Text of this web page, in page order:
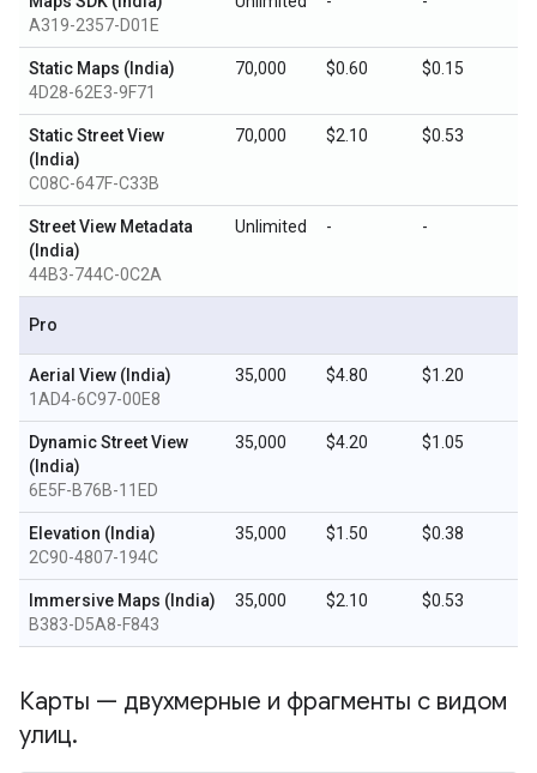
A319-2357-D01E
Static Maps (India)
4D28-62E3-9F71
70,000 $0.60 $0.15
Static Street View
(India)
C08C-647F-C33B
70,000 $2.10 $0.53
Street View Metadata
(India)
44B3-744C-0C2A
Unlimited - -
Pro
Aerial View (India)
1AD4-6C97-00E8
35,000 $4.80 $1.20
Dynamic Street View
(India)
6E5F-B76B-11ED
35,000 $4.20 $1.05
Elevation (India)
2C90-4807-194C
35,000 $1.50 $0.38
Immersive Maps (India)
B383-D5A8-F843
35,000 $2.10 $0.53
Карты — двухмерные и фрагменты с видом
улиц.